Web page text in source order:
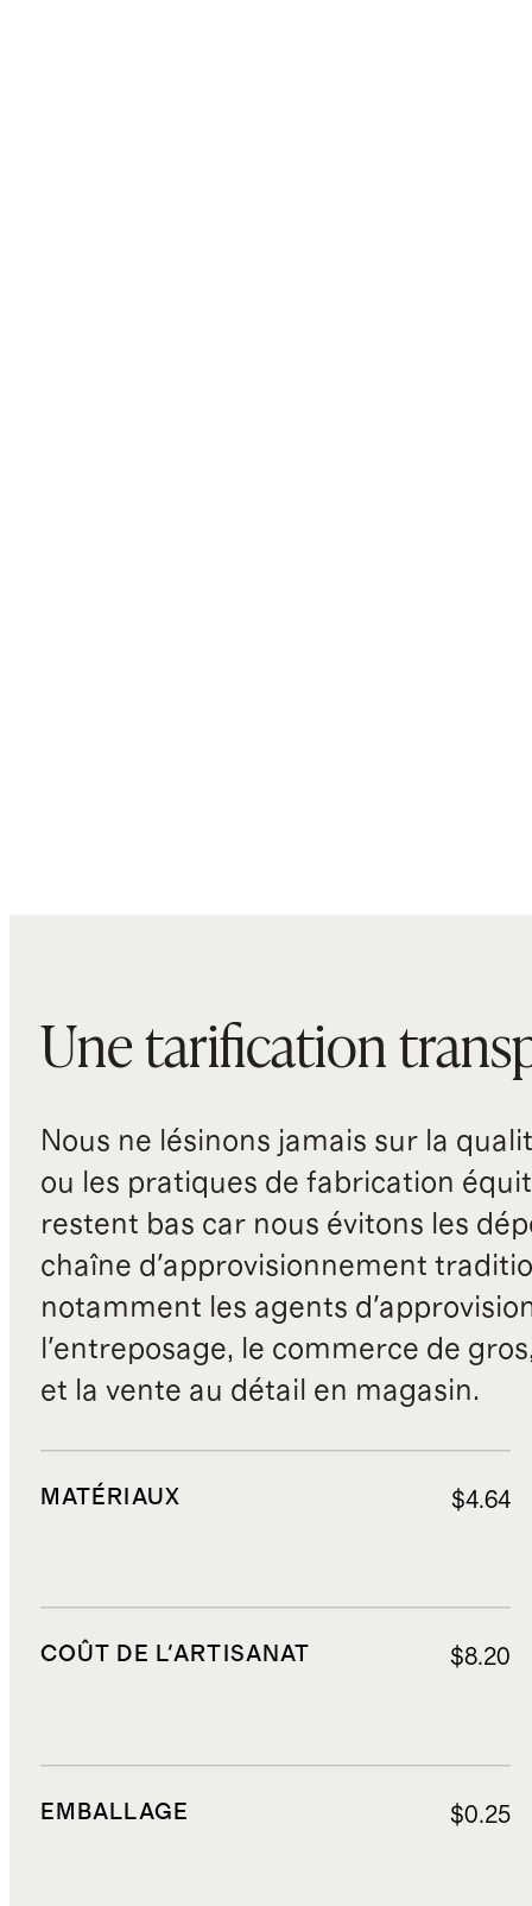
Une tarification
Nous ne lésinons jamais sur la
ou les pratiques de fabrication
restent bas car nous évitons les
chaîne d'approvisionnement
notamment les agents
l'entreposage, le commerce de
et la vente au détail en magasin.
MATÉRIAUX $4.64
COÛT DE L'ARTISANAT $8.20
EMBALLAGE $0.25